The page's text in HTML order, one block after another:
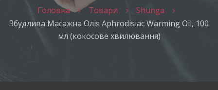
Головна Товари
Shunga
Збудлива Масажна Олія Aphrodisiac Warming Oil, 100
мл (кокосове хвилювання)